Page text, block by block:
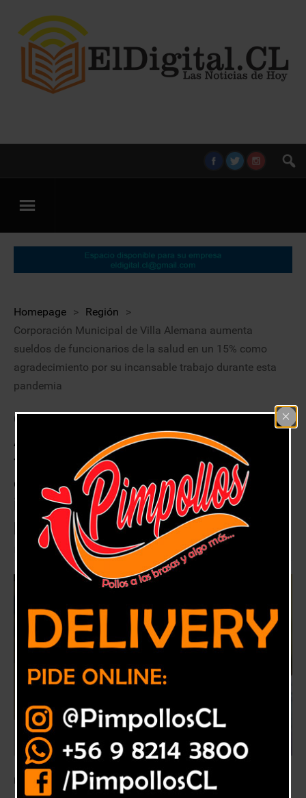
Homepage > Región
>
Corporación Municipal de Villa Alemana aumenta
sueldos de funcionarios de la salud en un 15% como
agradecimiento por su incansable trabajo durante esta
pandemia
Corporación Municipal de Villa
Alemana aumenta sueldos de
funcionarios de la salud en un 15%
como agradecimiento por su
incansable trabajo durante esta
pandemia
11 diciembre, 2020 Región
La medida será efectiva desde este mes de diciembre de 2020.